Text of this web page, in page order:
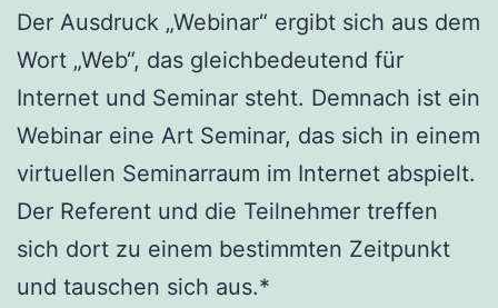
Der Ausdruck „Webinar“ ergibt sich aus dem
Wort „Web“, das gleichbedeutend für
Internet und Seminar steht. Demnach ist ein
Webinar eine Art Seminar, das sich in einem
virtuellen Seminarraum im Internet abspielt.
Der Referent und die Teilnehmer treffen
sich dort zu einem bestimmten Zeitpunkt
und tauschen sich aus.*